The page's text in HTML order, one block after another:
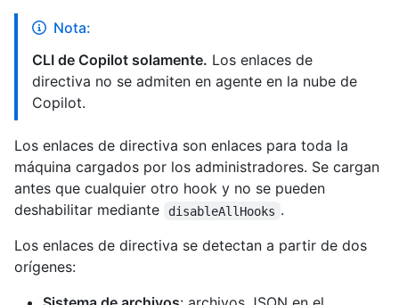
Nota:
CLI de Copilot solamente. Los enlaces de
directiva no se admiten en agente en la nube de
Copilot.
Los enlaces de directiva son enlaces para toda la
máquina cargados por los administradores. Se cargan
antes que cualquier otro hook y no se pueden
deshabilitar mediante
disableAllHooks .
Los enlaces de directiva se detectan a partir de dos
orígenes: